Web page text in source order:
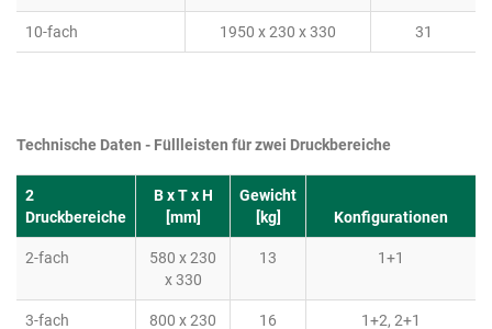
10-fach 1950 x 230 x 330 31
Technische Daten - Füllleisten für zwei Druckbereiche
2
Druckbereiche
B x T x H
[mm]
Gewicht
[kg]
Konfigurationen
2-fach
580 x 230
x 330
13 1+1
3-fach
800 x 230
16 1+2, 2+1